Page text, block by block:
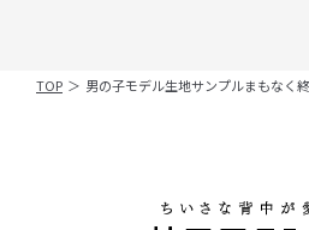
TOP ＞ 男の子モデル生地サンプルまもなく